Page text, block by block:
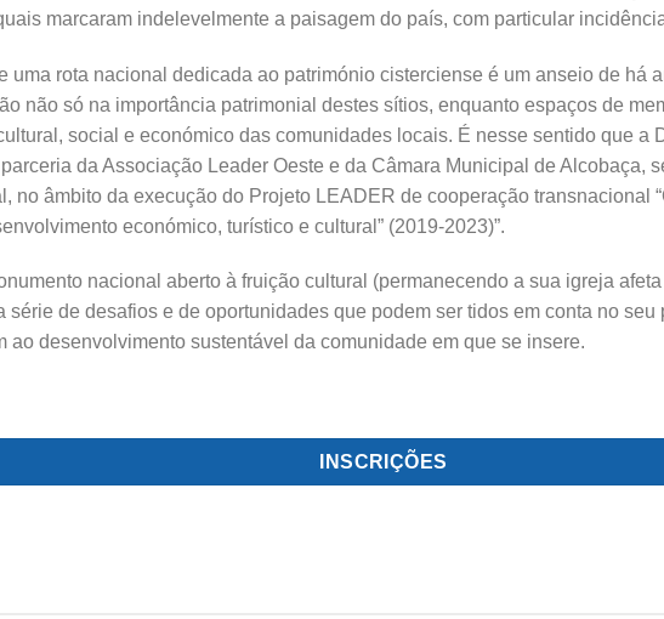
marcaram indelevelmente a paisagem do país, com particular
uma rota nacional dedicada ao património cisterciense é um anseio de há
não só na importância patrimonial destes sítios, enquanto espaços de
social e económico das comunidades locais. É nesse sentido que a
da Associação Leader Oeste e da Câmara Municipal de Alcobaça,
no âmbito da execução do Projeto LEADER de cooperação transnacional
económico, turístico e cultural” (2019-2023)”.
nacional aberto à fruição cultural (permanecendo a sua igreja
série de desafios e de oportunidades que podem ser tidos em conta no
ao desenvolvimento sustentável da comunidade em que se insere.
INSCRIÇÕES